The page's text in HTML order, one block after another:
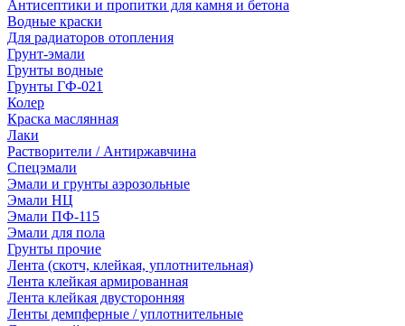
Антисептики и пропитки для камня и бетона
Водные краски
Для радиаторов отопления
Грунт-эмали
Грунты водные
Грунты ГФ-021
Колер
Краска маслянная
Лаки
Растворители / Антиржавчина
Спецэмали
Эмали и грунты аэрозольные
Эмали НЦ
Эмали ПФ-115
Эмали для пола
Грунты прочие
Лента (скотч, клейкая, уплотнительная)
Лента клейкая армированная
Лента клейкая двусторонняя
Ленты демпферные / уплотнительные